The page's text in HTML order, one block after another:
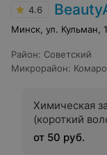
4.6
Минск, ул. Кульман,
Район: Советский
Микрорайон:
Химическая
(короткий
от 50 руб.